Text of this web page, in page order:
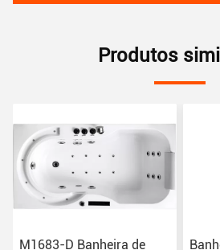
Produtos
M1683-D Banheira de